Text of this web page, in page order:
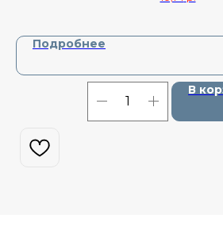
Подробнее
В